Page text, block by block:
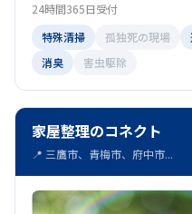
24時間365日受付
特殊清掃
孤独死の現場
消臭
害虫駆除
家屋整理のコネクト
📍 三鷹市、青梅市、府中市...